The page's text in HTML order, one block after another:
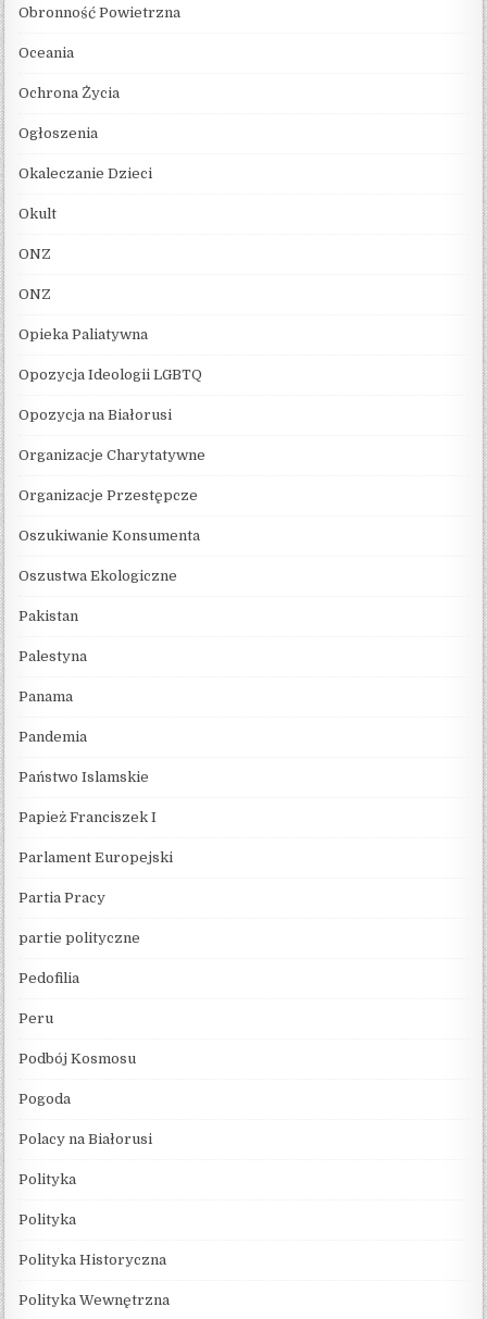
Obronność Powietrzna
Oceania
Ochrona Życia
Ogłoszenia
Okaleczanie Dzieci
Okult
ONZ
ONZ
Opieka Paliatywna
Opozycja Ideologii LGBTQ
Opozycja na Białorusi
Organizacje Charytatywne
Organizacje Przestępcze
Oszukiwanie Konsumenta
Oszustwa Ekologiczne
Pakistan
Palestyna
Panama
Pandemia
Państwo Islamskie
Papież Franciszek I
Parlament Europejski
Partia Pracy
partie polityczne
Pedofilia
Peru
Podbój Kosmosu
Pogoda
Polacy na Białorusi
Polityka
Polityka
Polityka Historyczna
Polityka Wewnętrzna